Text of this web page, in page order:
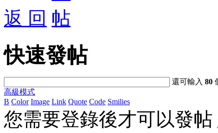
返 回
快速發帖
還可輸入80
高級模式
B Color Image Link Quote Code Smilies
您需要登錄後才可以發帖